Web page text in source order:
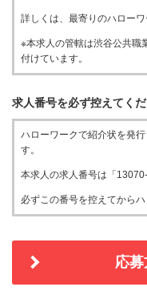
詳しくは、最寄りのハローワ
※本求人の管轄は渋谷公共職
付けています。
求人番号を必ず控えてく
ハローワークで紹介状を発
す。
本求人の求人番号は「
必ずこの番号を控えてから
応